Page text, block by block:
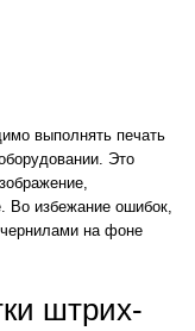
выполнять печать
Это
Во избежание ошибок,
на фоне
штрих-